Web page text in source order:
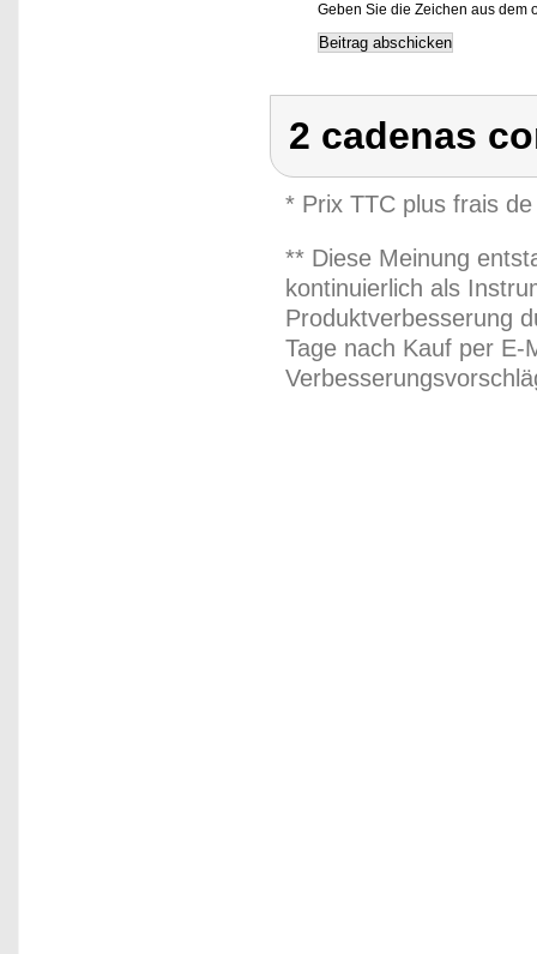
Geben Sie die Zeichen aus dem
2 cadenas
* Prix TTC plus frais
** Diese Meinung
kontinuierlich als
Produktverbesserung
Tage nach Kauf per E-